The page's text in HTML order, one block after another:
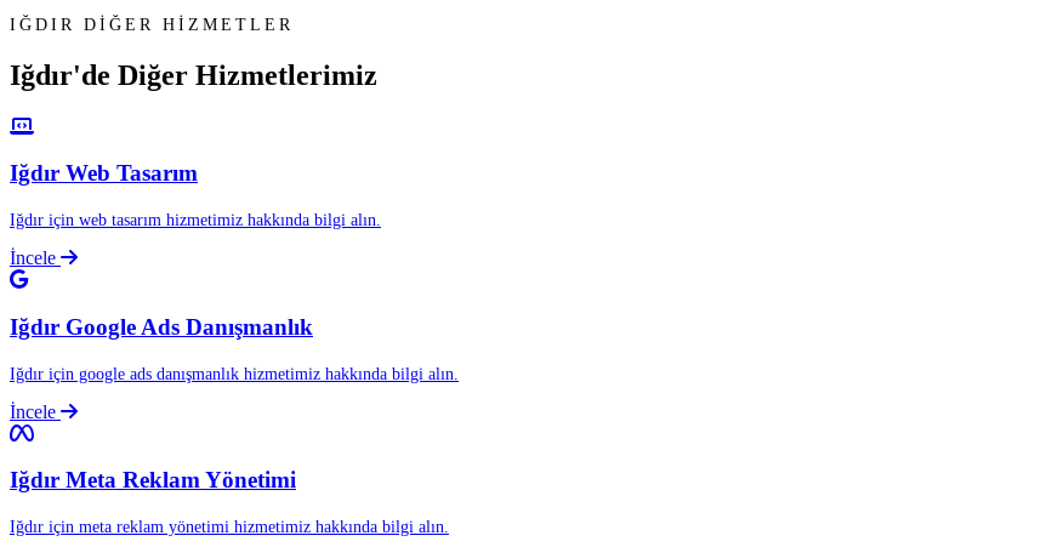
IĞDIR DİĞER HİZMETLER
Iğdır'de Diğer Hizmetlerimiz
Iğdır Web Tasarım
Iğdır için web tasarım hizmetimiz hakkında bilgi alın.
İncele
Iğdır Google Ads Danışmanlık
Iğdır için google ads danışmanlık hizmetimiz hakkında bilgi alın.
İncele
Iğdır Meta Reklam Yönetimi
Iğdır için meta reklam yönetimi hizmetimiz hakkında bilgi alın.